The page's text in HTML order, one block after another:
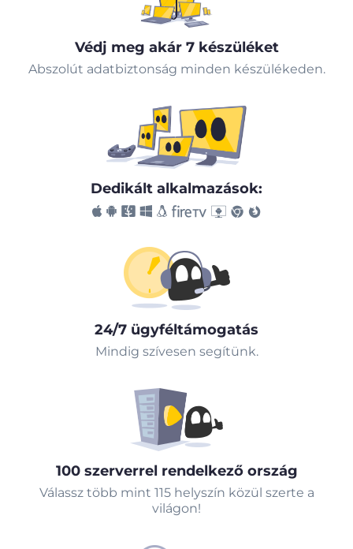
Védj meg akár 7 készüléket
Abszolút adatbiztonság minden készülékeden.
Dedikált alkalmazások:
24/7 ügyféltámogatás
Mindig szívesen segítünk.
100 szerverrel rendelkező ország
Válassz több mint 115 helyszín közül szerte a
világon!